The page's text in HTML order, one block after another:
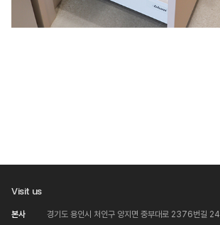
Visit us
본사 경기도 용인시 처인구 양지면 중부대로 2376번길 24